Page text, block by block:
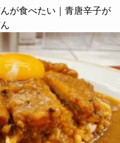
が食べたい｜青唐辛子が